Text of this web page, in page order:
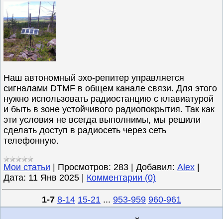
Наш автономный эхо-репитер управляется
сигналами DTMF в общем канале связи. Для этого
нужно использовать радиостанцию с клавиатурой
и быть в зоне устойчивого радиопокрытия. Так как
эти условия не всегда выполнимы, мы решили
сделать доступ в радиосеть через сеть
телефонную.
Мои статьи Просмотров: 283 Добавил: Alex
Дата: 11 Янв 2025 Комментарии (0)
1-7 8-14 15-21 ... 953-959 960-961